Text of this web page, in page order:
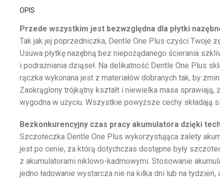
OPIS
Przede wszystkim jest bezwzględna dla płytki
Tak jak jej poprzedniczka, Dentle One Plus czyści Twoje
Usuwa płytkę nazębną bez niepożądanego ścierania
i podrażniania dziąseł. Na delikatność Dentle One Plus
rączka wykonana jest z materiałów dobranych tak, by
Zaokrąglony trójkątny kształt i niewielka masa
wygodna w użyciu. Wszystkie powyższe cechy składają
Bezkonkurencyjny czas pracy akumulatora dzięki
Szczoteczka Dentle One Plus wykorzystująca zalety
jest po cenie, za którą dotychczas dostępne były
z akumulatorami niklowo-kadmowymi. Stosowanie
jedno ładowanie wystarcza nie na kilka dni lub na